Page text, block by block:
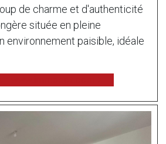
de charme et d'authenticité
située en pleine
environnement paisible, idéale